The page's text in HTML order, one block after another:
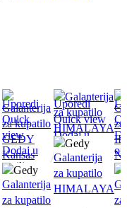
Uporedi
Quick
view
Dodaj u
omiljene
Galanterija
za kupatilo
Uporedi
Quick view
Dodaj u
omiljene
Galanterija
za kupatilo
HIMALAYA